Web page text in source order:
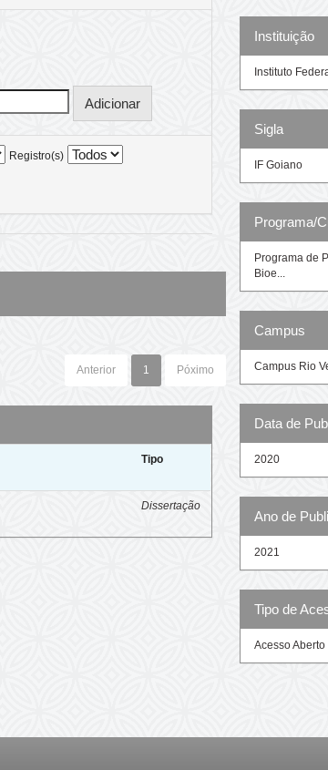
Registro(s)
Anterior 1 Póximo
Tipo
Dissertação
Instituição
Instituto
Sigla
IF Goiano
Programa/
Programa de
Bioe...
Campus
Campus Rio
Data de
2020
Ano de
2021
Tipo de
Acesso Aberto